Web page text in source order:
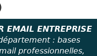
EMAIL ENTREPRISE
: bases
professionnelles,